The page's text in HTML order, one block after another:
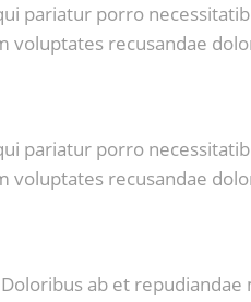
pariatur porro
recusandae
pariatur porro
recusandae
ab et repudiandae